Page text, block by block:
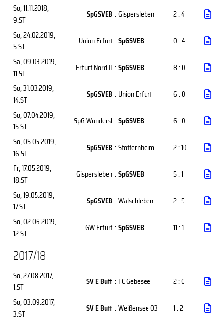
So, 11.11.2018,
9.ST
SpGSVEB :Gispersleben
2 : 4
So, 24.02.2019,
5.ST
Union Erfurt :SpGSVEB
0 : 4
Sa, 09.03.2019,
11.ST
Erfurt Nord II :SpGSVEB
8 : 0
So, 31.03.2019,
14.ST
SpGSVEB : Union Erfurt
6 : 0
So, 07.04.2019,
15.ST
SpG Wundersl :SpGSVEB
6 : 0
So, 05.05.2019,
16.ST
SpGSVEB :Stotternheim
2 : 10
Fr, 17.05.2019,
18.ST
Gispersleben :SpGSVEB
5 : 1
So, 19.05.2019,
17.ST
SpGSVEB :Walschleben
2 : 5
So, 02.06.2019,
12.ST
GW Erfurt :SpGSVEB 11 : 1
2017/18
So, 27.08.2017,
1.ST
SV E Butt : FC Gebesee
2 : 0
So, 03.09.2017,
3.ST
SV E Butt :Weißensee 03
1 : 2